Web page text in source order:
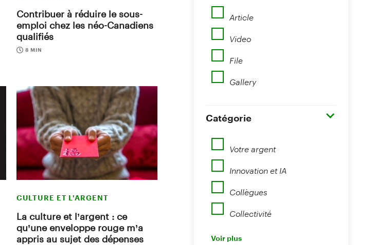
Contribuer à réduire le sous-
emploi chez les néo-Canadiens
qualifiés
8 MIN
CULTURE ET L'ARGENT
La culture et l’argent : ce
qu’une enveloppe rouge m’a
appris au sujet des dépenses
Article
Video
File
Gallery
Catégorie
Votre argent
Innovation et IA
Collègues
Collectivité
Perspectives
Voir plus